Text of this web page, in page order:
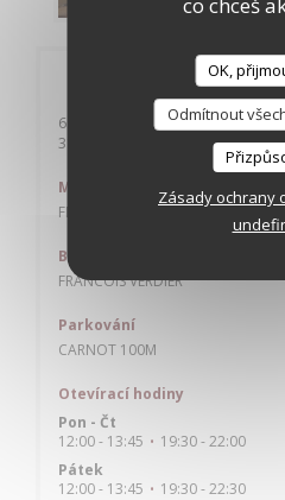
OK,
Odmítnout
Zásady ochrany
Obecné
6 rue de l'etoile
31000 toulouse
((otevře se v
Metro
FRANCOIS VERDIER
Bike station
FRANCOIS VERDIER
Parkování
CARNOT 100M
Otevírací hodiny
Pon - Čt
12:00 - 13:45 • 19:30 - 22:00
Pátek
12:00 - 13:45 • 19:30 - 22:30